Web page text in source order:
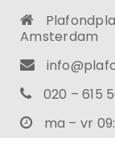
Amsterdam
020 – 615
ma – vr